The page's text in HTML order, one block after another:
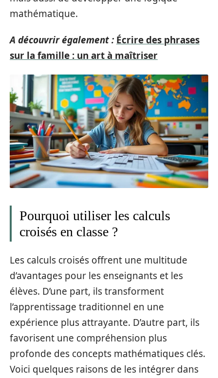
mathématique.
A découvrir également : Écrire des phrases
sur la famille : un art à maîtriser
Pourquoi utiliser les calculs
croisés en classe ?
Les calculs croisés offrent une multitude
d’avantages pour les enseignants et les
élèves. D’une part, ils transforment
l’apprentissage traditionnel en une
expérience plus attrayante. D’autre part, ils
favorisent une compréhension plus
profonde des concepts mathématiques clés.
Voici quelques raisons de les intégrer dans